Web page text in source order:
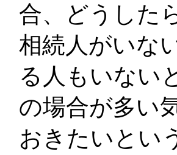
合、どうした
相続人がいな
る人もいない
の場合が多い
おきたいとい